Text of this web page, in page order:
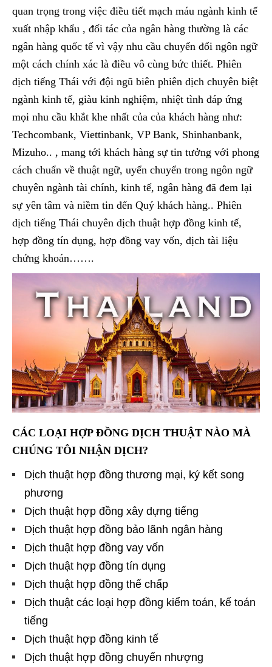
quan trọng trong việc điều tiết mạch máu ngành kinh tế
xuất nhập khẩu , đối tác của ngân hàng thường là các
ngân hàng quốc tế vì vậy nhu cầu chuyển đổi ngôn ngữ
một cách chính xác là điều vô cùng bức thiết. Phiên
dịch tiếng Thái với đội ngũ biên phiên dịch chuyên biệt
ngành kinh tế, giàu kinh nghiệm, nhiệt tình đáp ứng
mọi nhu cầu khắt khe nhất của của khách hàng như:
Techcombank, Viettinbank, VP Bank, Shinhanbank,
Mizuho.. , mang tới khách hàng sự tin tưởng với phong
cách chuẩn về thuật ngữ, uyển chuyển trong ngôn ngữ
chuyên ngành tài chính, kinh tế, ngân hàng đã đem lại
sự yên tâm và niềm tin đến Quý khách hàng.. Phiên
dịch tiếng Thái chuyên dịch thuật hợp đồng kinh tế,
hợp đồng tín dụng, hợp đồng vay vốn, dịch tài liệu
chứng khoán…….
CÁC LOẠI HỢP ĐỒNG DỊCH THUẬT NÀO MÀ
CHÚNG TÔI NHẬN DỊCH?
Dịch thuật hợp đồng thương mại, ký kết song
phương
Dịch thuật hợp đồng xây dựng tiếng
Dịch thuật hợp đồng bảo lãnh ngân hàng
Dịch thuật hợp đồng vay vốn
Dịch thuật hợp đồng tín dụng
Dịch thuật hợp đồng thế chấp
Dịch thuật các loại hợp đồng kiểm toán, kế toán
tiếng
Dịch thuật hợp đồng kinh tế
Dịch thuật hợp đồng chuyển nhượng